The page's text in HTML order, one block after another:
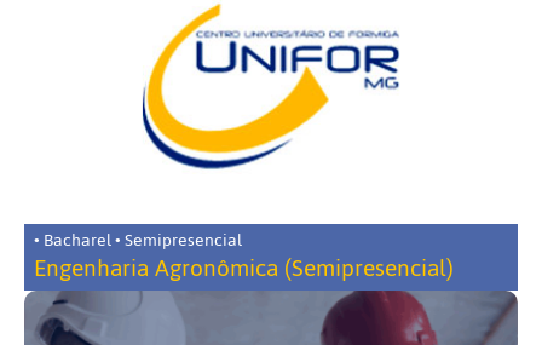
• Bacharel • Semipresencial
Engenharia Agronômica (Semipresencial)